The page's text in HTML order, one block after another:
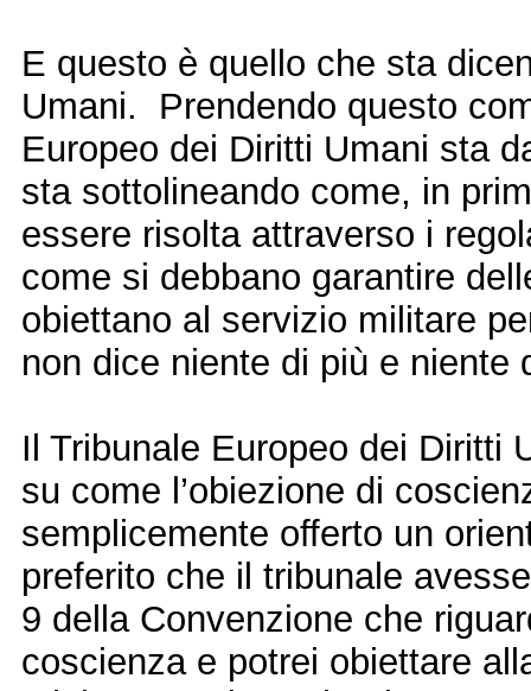
E questo è quello che sta
Umani. Prendendo questo
Europeo dei Diritti Umani sta
sta sottolineando come, in
essere risolta attraverso i
come si debbano garantire
obiettano al servizio militare
non dice niente di più e niente
Il Tribunale Europeo dei Diritti
su come l’obiezione di
semplicemente offerto un
preferito che il tribunale
9 della Convenzione che
coscienza e potrei obiettare